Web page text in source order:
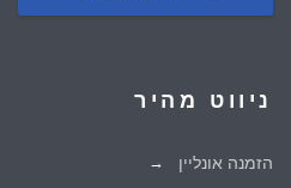
ניווט מהיר
הזמנה אונליין